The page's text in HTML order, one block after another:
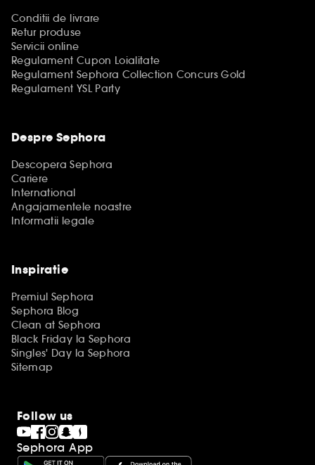
Conditii de livrare
Retur produse
Servicii online
Regulament Cupon Loialitate
Regulament Sephora Collection Concurs Gold
Regulament YSL Party
Despre Sephora
Descopera Sephora
Cariere
International
Angajamentele noastre
Informatii legale
Inspiratie
Premiul Sephora
Sephora Blog
Clean at Sephora
Black Friday la Sephora
Singles' Day la Sephora
Sitemap
Follow us
Sephora App